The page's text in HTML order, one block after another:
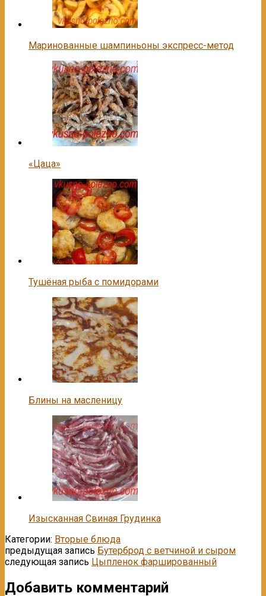
Маринованные шампиньоны экспресс-метод
«Цаца»
Тушёная рыба с помидорами
Блины на масленицу
Изысканная Свиная Грудинка
Категории: Вторые блюда
предыдущая запись Бутерброд с ветчиной и сыром
следующая запись Цыпленок фаршированный
Добавить комментарий